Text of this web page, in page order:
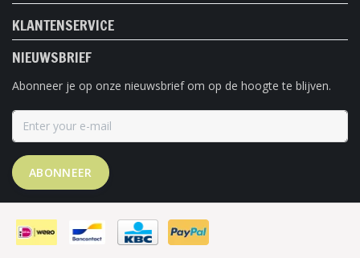
KLANTENSERVICE
NIEUWSBRIEF
Abonneer je op onze nieuwsbrief om op de hoogte te blijven.
ABONNEER